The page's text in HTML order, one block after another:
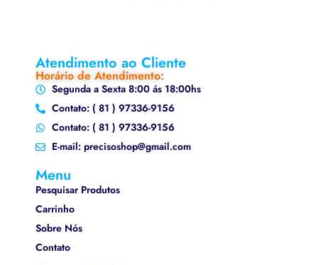
Atendimento ao Cliente
Horário de Atendimento:
Segunda a Sexta 8:00 ás 18:00hs
Contato: ( 81 ) 97336-9156
Contato: ( 81 ) 97336-9156
E-mail: precisoshop@gmail.com
Menu
Pesquisar Produtos
Carrinho
Sobre Nós
Contato